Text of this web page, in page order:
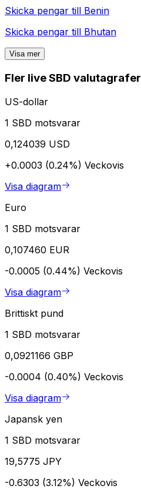
Skicka pengar till Benin
Skicka pengar till Bhutan
Visa mer
Fler live SBD valutagrafer
US-dollar
1 SBD motsvarar
0,124039 USD
+0.0003 (0.24%) Veckovis
Visa diagram
Euro
1 SBD motsvarar
0,107460 EUR
-0.0005 (0.44%) Veckovis
Visa diagram
Brittiskt pund
1 SBD motsvarar
0,0921166 GBP
-0.0004 (0.40%) Veckovis
Visa diagram
Japansk yen
1 SBD motsvarar
19,5775 JPY
-0.6303 (3.12%) Veckovis